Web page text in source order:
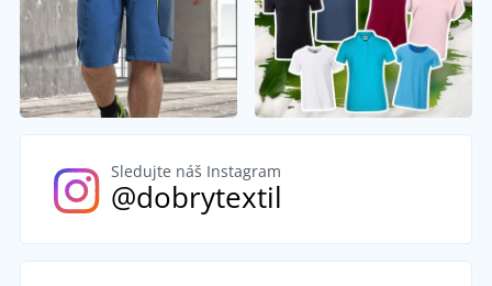
Sledujte náš Instagram
@dobrytextil